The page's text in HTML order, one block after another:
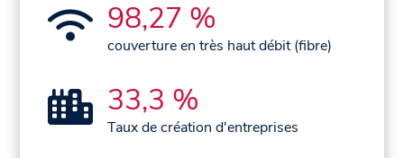
98,27 %
couverture en très haut débit (fibre)
33,3 %
Taux de création d'entreprises